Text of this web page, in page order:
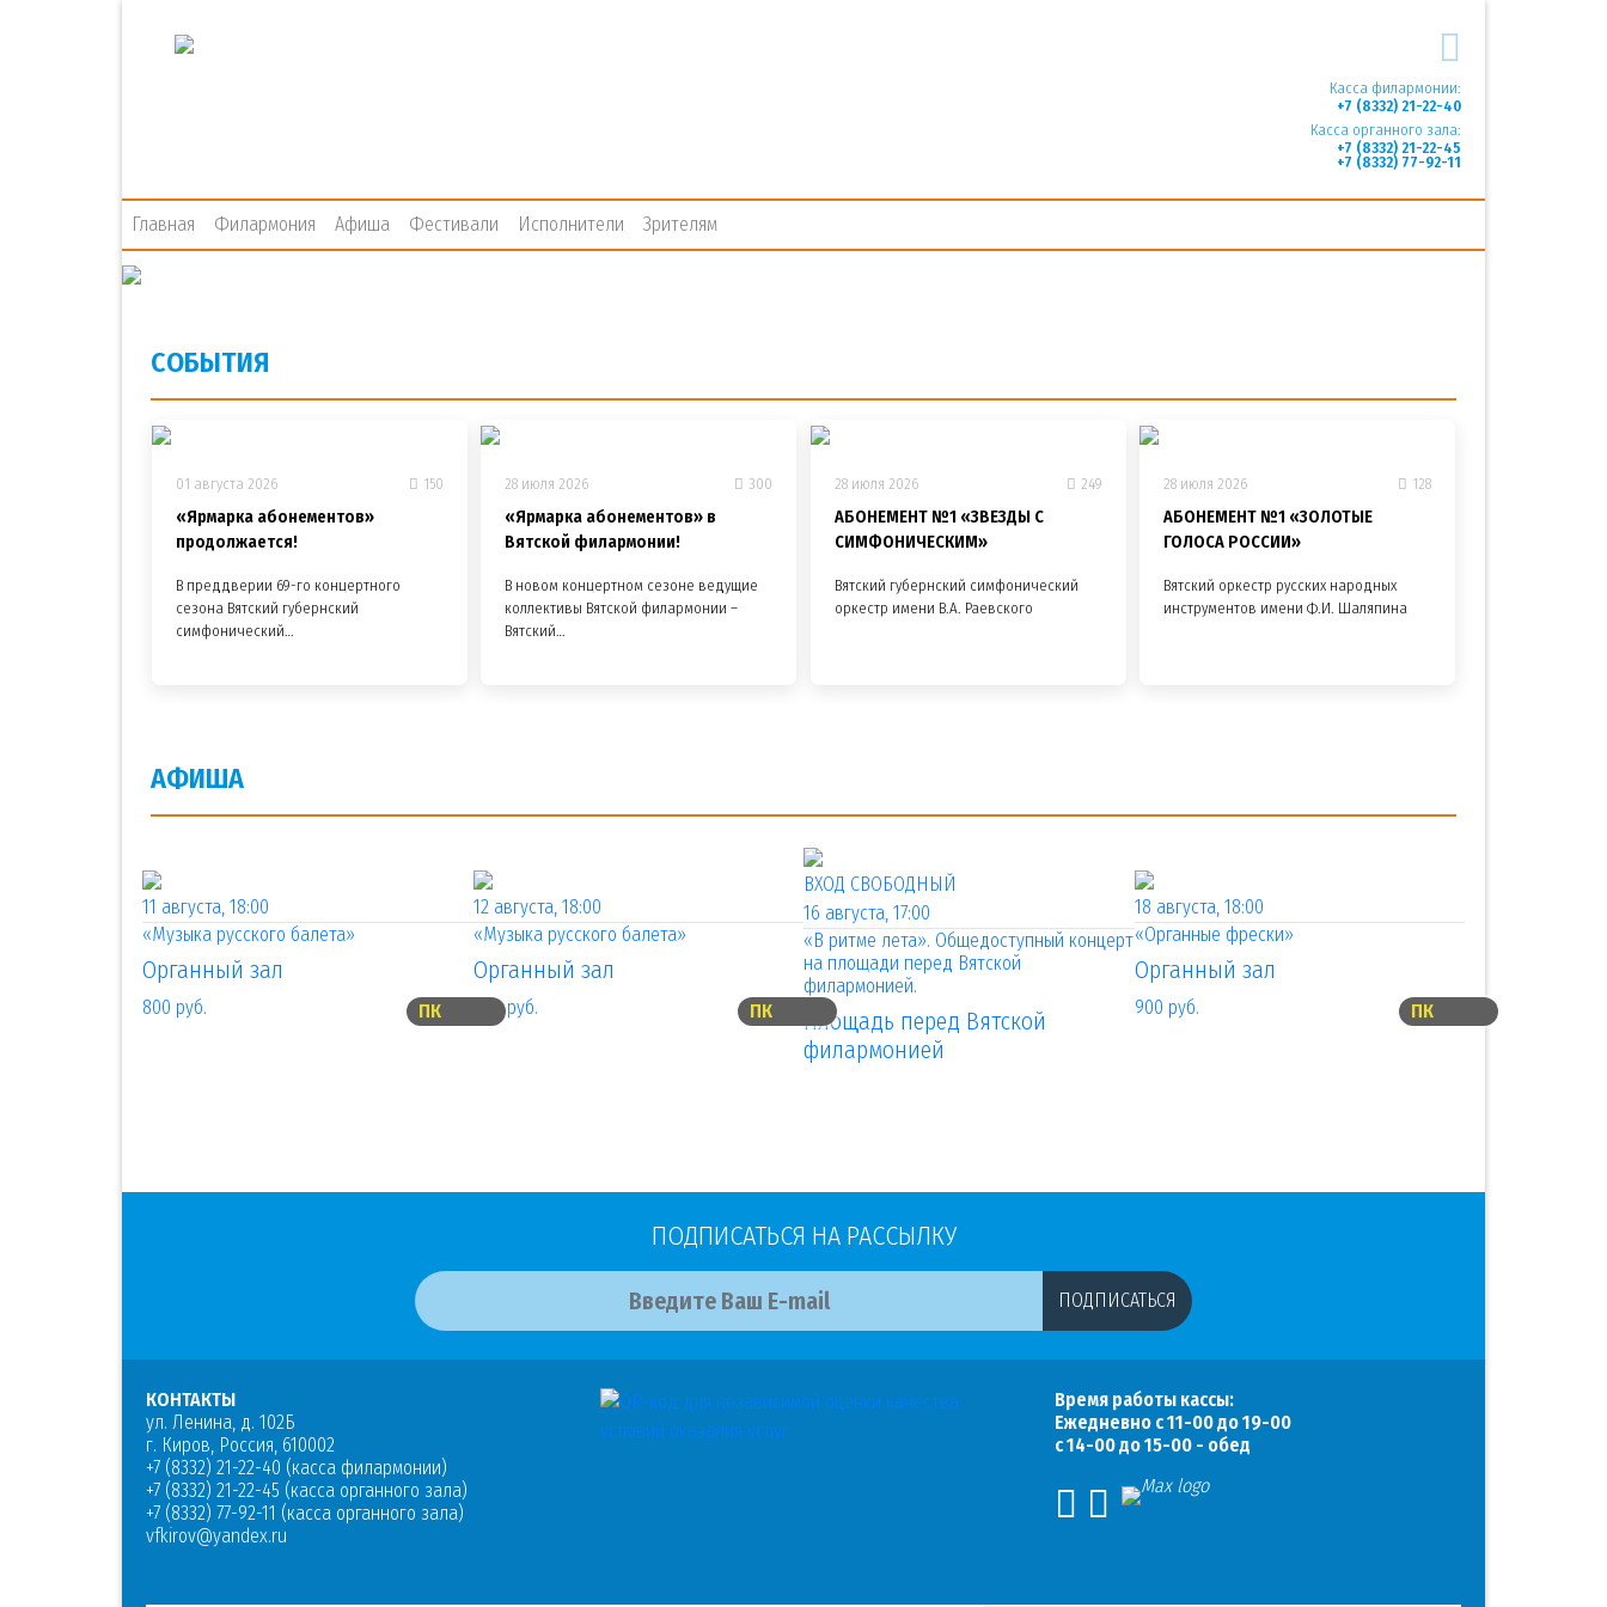
Касса филармонии:
+7 (8332) 21-22-40
Касса органного зала:
+7 (8332) 21-22-45
+7 (8332) 77-92-11
Главная Филармония Афиша Фестивали Исполнители Зрителям
СОБЫТИЯ
01 августа 2026 150
«Ярмарка абонементов»
продолжается!
В преддверии 69-го концертного
сезона Вятский губернский
симфонический…
28 июля 2026 300
«Ярмарка абонементов» в
Вятской филармонии!
В новом концертном сезоне ведущие
коллективы Вятской филармонии –
Вятский…
28 июля 2026 249
АБОНЕМЕНТ №1 «ЗВЕЗДЫ С
СИМФОНИЧЕСКИМ»
Вятский губернский симфонический
оркестр имени В.А. Раевского
28 июля 2026 128
АБОНЕМЕНТ №1 «ЗОЛОТЫЕ
ГОЛОСА РОССИИ»
Вятский оркестр русских народных
инструментов имени Ф.И. Шаляпина
АФИША
ПК
11 августа, 18:00
«Музыка русского балета»
Органный зал
800 руб. ПК
12 августа, 18:00
«Музыка русского балета»
Органный зал
800 руб.
ВХОД СВОБОДНЫЙ
16 августа, 17:00
«В ритме лета». Общедоступный концерт
на площади перед Вятской
филармонией.
Площадь перед Вятской
филармонией
ПК
18 августа, 18:00
«Органные фрески»
Органный зал
900 руб.
ПОДПИСАТЬСЯ НА РАССЫЛКУ
ПОДПИСАТЬСЯ
КОНТАКТЫ
ул. Ленина, д. 102Б
г. Киров, Россия, 610002
+7 (8332) 21-22-40 (касса филармонии)
+7 (8332) 21-22-45 (касса органного зала)
+7 (8332) 77-92-11 (касса органного зала)
vfkirov@yandex.ru
Время работы кассы:
Ежедневно с 11-00 до 19-00
с 14-00 до 15-00 - обед